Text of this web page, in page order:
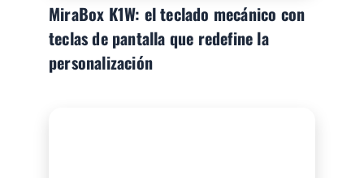
MiraBox K1W: el teclado mecánico con
teclas de pantalla que redefine la
personalización